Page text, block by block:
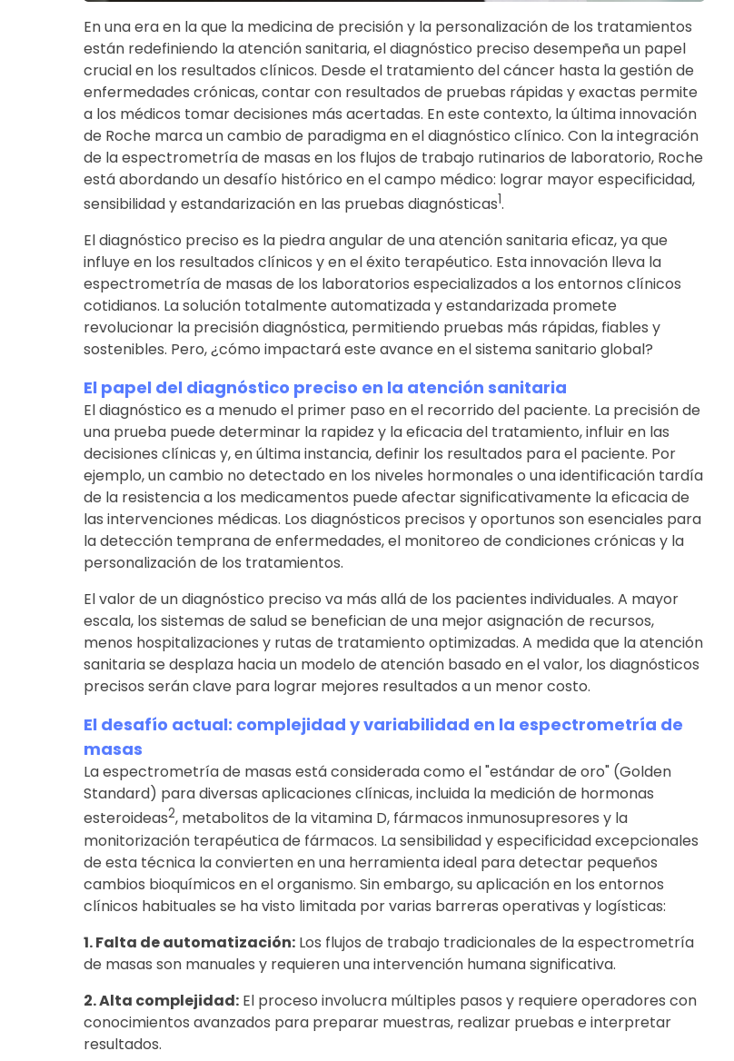
En una era en la que la medicina de precisión y la personalización de los tratamientos
están redefiniendo la atención sanitaria, el diagnóstico preciso desempeña un papel
crucial en los resultados clínicos. Desde el tratamiento del cáncer hasta la gestión de
enfermedades crónicas, contar con resultados de pruebas rápidas y exactas permite
a los médicos tomar decisiones más acertadas. En este contexto, la última innovación
de Roche marca un cambio de paradigma en el diagnóstico clínico. Con la integración
de la espectrometría de masas en los flujos de trabajo rutinarios de laboratorio, Roche
está abordando un desafío histórico en el campo médico: lograr mayor especificidad,
sensibilidad y estandarización en las pruebas diagnósticas1.
El diagnóstico preciso es la piedra angular de una atención sanitaria eficaz, ya que
influye en los resultados clínicos y en el éxito terapéutico. Esta innovación lleva la
espectrometría de masas de los laboratorios especializados a los entornos clínicos
cotidianos. La solución totalmente automatizada y estandarizada promete
revolucionar la precisión diagnóstica, permitiendo pruebas más rápidas, fiables y
sostenibles. Pero, ¿cómo impactará este avance en el sistema sanitario global?
El papel del diagnóstico preciso en la atención sanitaria
El diagnóstico es a menudo el primer paso en el recorrido del paciente. La precisión de
una prueba puede determinar la rapidez y la eficacia del tratamiento, influir en las
decisiones clínicas y, en última instancia, definir los resultados para el paciente. Por
ejemplo, un cambio no detectado en los niveles hormonales o una identificación tardía
de la resistencia a los medicamentos puede afectar significativamente la eficacia de
las intervenciones médicas. Los diagnósticos precisos y oportunos son esenciales para
la detección temprana de enfermedades, el monitoreo de condiciones crónicas y la
personalización de los tratamientos.
El valor de un diagnóstico preciso va más allá de los pacientes individuales. A mayor
escala, los sistemas de salud se benefician de una mejor asignación de recursos,
menos hospitalizaciones y rutas de tratamiento optimizadas. A medida que la atención
sanitaria se desplaza hacia un modelo de atención basado en el valor, los diagnósticos
precisos serán clave para lograr mejores resultados a un menor costo.
El desafío actual: complejidad y variabilidad en la espectrometría de
masas
La espectrometría de masas está considerada como el "estándar de oro" (Golden
Standard) para diversas aplicaciones clínicas, incluida la medición de hormonas
esteroideas2, metabolitos de la vitamina D, fármacos inmunosupresores y la
monitorización terapéutica de fármacos. La sensibilidad y especificidad excepcionales
de esta técnica la convierten en una herramienta ideal para detectar pequeños
cambios bioquímicos en el organismo. Sin embargo, su aplicación en los entornos
clínicos habituales se ha visto limitada por varias barreras operativas y logísticas:
1. Falta de automatización:Los flujos de trabajo tradicionales de la espectrometría
de masas son manuales y requieren una intervención humana significativa.
2. Alta complejidad:El proceso involucra múltiples pasos y requiere operadores con
conocimientos avanzados para preparar muestras, realizar pruebas e interpretar
resultados.